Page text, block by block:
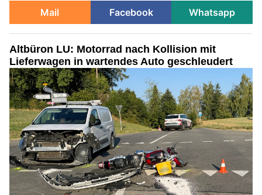
Mail
Facebook Whatsapp
Altbüron LU: Motorrad nach Kollision mit
Lieferwagen in wartendes Auto geschleudert